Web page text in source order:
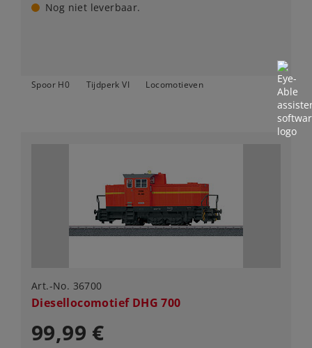
Nog niet leverbaar.
Spoor H0 Tijdperk VI Locomotieven
Art.-No. 36700
Diesellocomotief DHG 700
99,99 €